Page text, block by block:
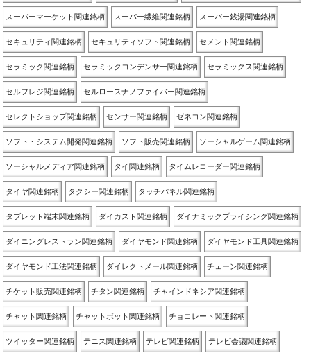
スーパーマーケット関連銘柄 スーパー繊維関連銘柄 スーパー銭湯関連銘柄
セキュリティ関連銘柄 セキュリティソフト関連銘柄 セメント関連銘柄
セラミック関連銘柄 セラミックコンデンサー関連銘柄 セラミックス関連銘柄
セルフレジ関連銘柄 セルロースナノファイバー関連銘柄
セレクトショップ関連銘柄 センサー関連銘柄 ゼネコン関連銘柄
ソフト・システム開発関連銘柄 ソフト販売関連銘柄 ソーシャルゲーム関連銘柄
ソーシャルメディア関連銘柄 タイ関連銘柄 タイムレコーダー関連銘柄
タイヤ関連銘柄 タクシー関連銘柄 タッチパネル関連銘柄
タブレット端末関連銘柄 ダイカスト関連銘柄 ダイナミックプライシング関連銘柄
ダイニングレストラン関連銘柄 ダイヤモンド関連銘柄 ダイヤモンド工具関連銘柄
ダイヤモンド工法関連銘柄 ダイレクトメール関連銘柄 チェーン関連銘柄
チケット販売関連銘柄 チタン関連銘柄 チャインドネシア関連銘柄
チャット関連銘柄 チャットボット関連銘柄 チョコレート関連銘柄
ツイッター関連銘柄 テニス関連銘柄 テレビ関連銘柄 テレビ会議関連銘柄